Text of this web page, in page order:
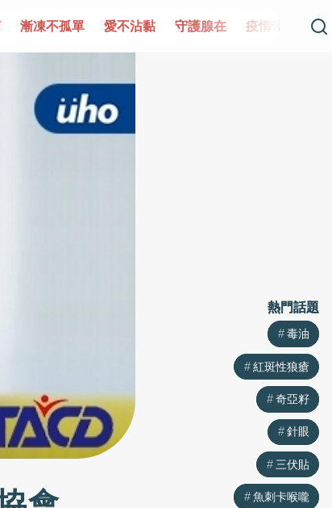
不沾黏 守護腺在 疫情保衛戰 再生醫學 愛的
熱門話題
毒油
紅斑性狼瘡
奇亞籽
針眼
三伏貼
魚刺卡喉嚨
熱門話題
毒油
紅斑性狼瘡
奇亞籽
針眼
三伏貼
魚刺卡喉嚨